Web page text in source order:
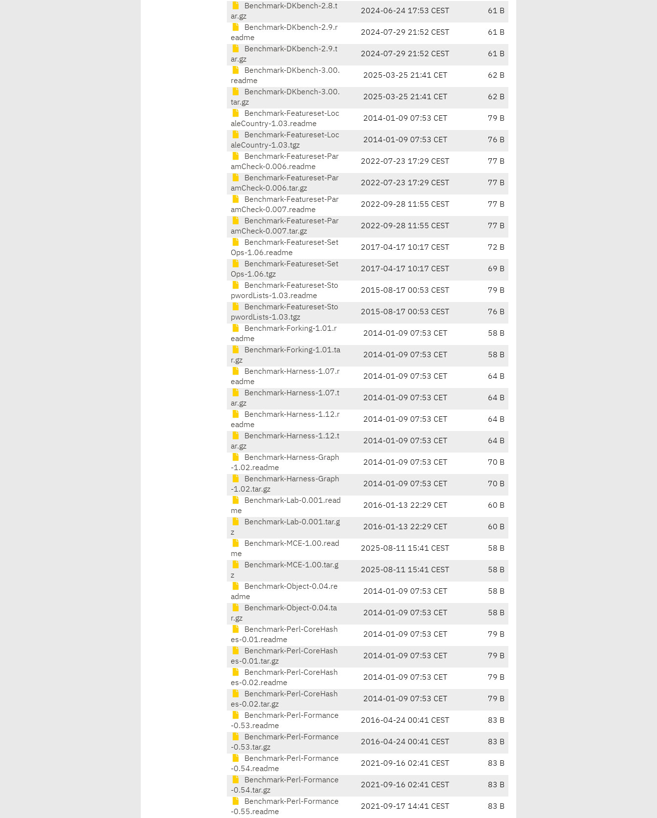
Benchmark-DKbench-2.8.t
ar.gz
2024-06-24 17:53 CEST 61 B
Benchmark-DKbench-2.9.r
eadme
2024-07-29 21:52 CEST 61 B
Benchmark-DKbench-2.9.t
ar.gz
2024-07-29 21:52 CEST 61 B
Benchmark-DKbench-3.00.
readme
2025-03-25 21:41 CET 62 B
Benchmark-DKbench-3.00.
tar.gz
2025-03-25 21:41 CET 62 B
Benchmark-Featureset-Loc
aleCountry-1.03.readme
2014-01-09 07:53 CET 79 B
Benchmark-Featureset-Loc
aleCountry-1.03.tgz
2014-01-09 07:53 CET 76 B
Benchmark-Featureset-Par
amCheck-0.006.readme
2022-07-23 17:29 CEST 77 B
Benchmark-Featureset-Par
amCheck-0.006.tar.gz
2022-07-23 17:29 CEST 77 B
Benchmark-Featureset-Par
amCheck-0.007.readme
2022-09-28 11:55 CEST 77 B
Benchmark-Featureset-Par
amCheck-0.007.tar.gz
2022-09-28 11:55 CEST 77 B
Benchmark-Featureset-Set
Ops-1.06.readme
2017-04-17 10:17 CEST 72 B
Benchmark-Featureset-Set
Ops-1.06.tgz
2017-04-17 10:17 CEST 69 B
Benchmark-Featureset-Sto
pwordLists-1.03.readme
2015-08-17 00:53 CEST 79 B
Benchmark-Featureset-Sto
pwordLists-1.03.tgz
2015-08-17 00:53 CEST 76 B
Benchmark-Forking-1.01.r
eadme
2014-01-09 07:53 CET 58 B
Benchmark-Forking-1.01.ta
r.gz
2014-01-09 07:53 CET 58 B
Benchmark-Harness-1.07.r
eadme
2014-01-09 07:53 CET 64 B
Benchmark-Harness-1.07.t
ar.gz
2014-01-09 07:53 CET 64 B
Benchmark-Harness-1.12.r
eadme
2014-01-09 07:53 CET 64 B
Benchmark-Harness-1.12.t
ar.gz
2014-01-09 07:53 CET 64 B
Benchmark-Harness-Graph
-1.02.readme
2014-01-09 07:53 CET 70 B
Benchmark-Harness-Graph
-1.02.tar.gz
2014-01-09 07:53 CET 70 B
Benchmark-Lab-0.001.read
me
2016-01-13 22:29 CET 60 B
Benchmark-Lab-0.001.tar.g
z
2016-01-13 22:29 CET 60 B
Benchmark-MCE-1.00.read
me
2025-08-11 15:41 CEST 58 B
Benchmark-MCE-1.00.tar.g
z
2025-08-11 15:41 CEST 58 B
Benchmark-Object-0.04.re
adme
2014-01-09 07:53 CET 58 B
Benchmark-Object-0.04.ta
r.gz
2014-01-09 07:53 CET 58 B
Benchmark-Perl-CoreHash
es-0.01.readme
2014-01-09 07:53 CET 79 B
Benchmark-Perl-CoreHash
es-0.01.tar.gz
2014-01-09 07:53 CET 79 B
Benchmark-Perl-CoreHash
es-0.02.readme
2014-01-09 07:53 CET 79 B
Benchmark-Perl-CoreHash
es-0.02.tar.gz
2014-01-09 07:53 CET 79 B
Benchmark-Perl-Formance
-0.53.readme
2016-04-24 00:41 CEST 83 B
Benchmark-Perl-Formance
-0.53.tar.gz
2016-04-24 00:41 CEST 83 B
Benchmark-Perl-Formance
-0.54.readme
2021-09-16 02:41 CEST 83 B
Benchmark-Perl-Formance
-0.54.tar.gz
2021-09-16 02:41 CEST 83 B
Benchmark-Perl-Formance
-0.55.readme
2021-09-17 14:41 CEST 83 B